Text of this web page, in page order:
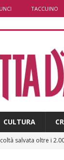
TACCUINO
CULTURA
salvata oltre i